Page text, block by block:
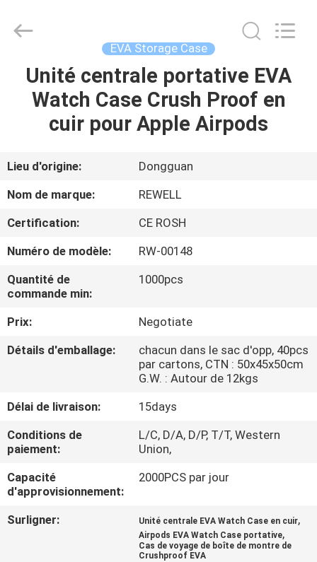
MAISON
PRODUITS
AU
SUJET
DE
VISITE
CONTRÔLE
QUALITÉ
PLAN
DU
SITE
Rights
EVA Storage Case
Unité centrale portative EVA
Watch Case Crush Proof en
cuir pour Apple Airpods
Lieu d'origine:
Dongguan
Nom de marque:
REWELL
Certification:
CE ROSH
Numéro de modèle:
RW-00148
Quantité de
commande min:
1000pcs
Prix:
Negotiate
Détails d'emballage:
chacun dans le sac d'opp, 40pcs
par cartons, CTN : 50x45x50cm
G.W. : Autour de 12kgs
Délai de livraison:
15days
Conditions de
paiement:
L/C, D/A, D/P, T/T, Western
Union,
Capacité
d'approvisionnement:
2000PCS par jour
Surligner: Unité centrale EVA Watch Case en cuir,
Airpods EVA Watch Case portative,
Cas de voyage de boîte de montre de
Crushproof EVA